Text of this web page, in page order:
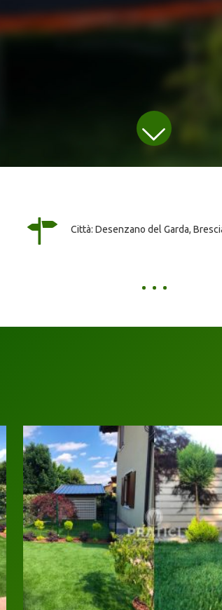
Città: Desenzano del Garda,